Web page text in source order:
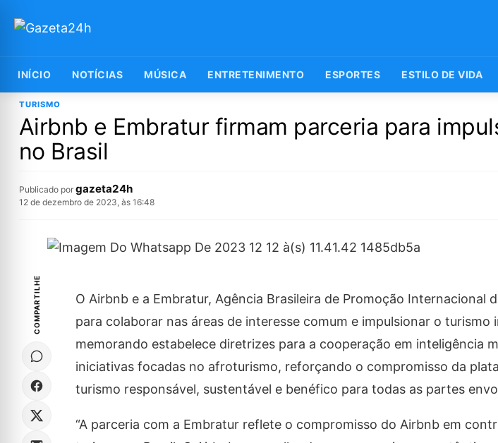
INÍCIO NOTÍCIAS MÚSICA ENTRETENIMENTO ESPORTES ESTILO DE VIDA
TURISMO
Airbnb e Embratur firmam parceria para
no Brasil
Publicado por gazeta24h
12 de dezembro de 2023, às 16:48
COMPARTILHE
O Airbnb e a Embratur, Agência Brasileira de Promoção Internacional
para colaborar nas áreas de interesse comum e impulsionar o turismo
memorando estabelece diretrizes para a cooperação em inteligência
iniciativas focadas no afroturismo, reforçando o compromisso da
turismo responsável, sustentável e benéfico para todas as partes
“A parceria com a Embratur reflete o compromisso do Airbnb em